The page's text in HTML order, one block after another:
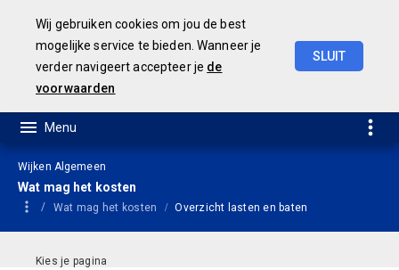
Wij gebruiken cookies om jou de best
mogelijke service te bieden. Wanneer je
verder navigeert accepteer je de
voorwaarden
SLUIT
Wijken Algemeen
Wat mag het kosten
Wat mag het kosten Overzicht lasten en baten